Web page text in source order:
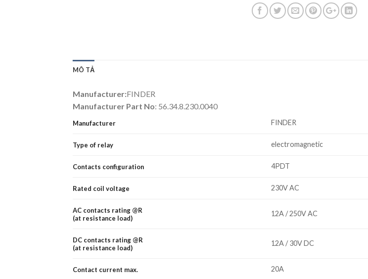
MÔ TẢ
Manufacturer:FINDER
Manufacturer Part No: 56.34.8.230.0040
Manufacturer FINDER
Type of relay electromagnetic
Contacts configuration 4PDT
Rated coil voltage 230V AC
AC contacts rating @R
(at resistance load)
12A / 250V AC
DC contacts rating @R
(at resistance load)
12A / 30V DC
Contact current max. 20A